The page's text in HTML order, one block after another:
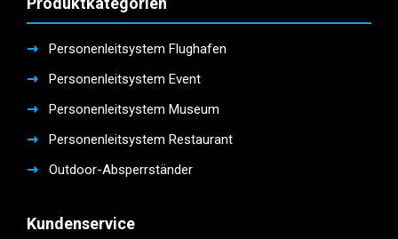
Personenleitsystem Flughafen
Personenleitsystem Event
Personenleitsystem Museum
Personenleitsystem Restaurant
Outdoor-Absperrständer
Kundenservice